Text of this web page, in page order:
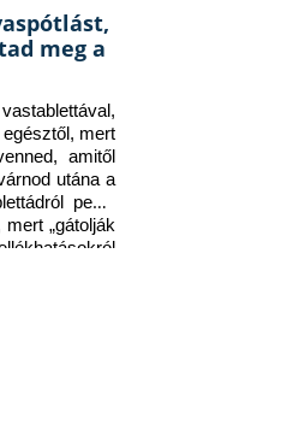
meg a
mert
amitől
utána a
pedig
„gátolják